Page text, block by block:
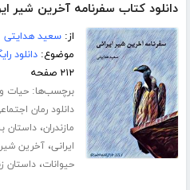
دانلود کتاب سفرنامه آخرین شیر
از:سعید هدایتی
موضوع:دانلود
۲۱۲ صفحه
برچسب‌ها:حیات
دانلود رمان
مازندران،داستان
ایرانی،آخرین شیر
حیوانات،داستان